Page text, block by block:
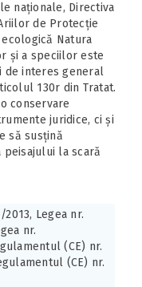
naționale, Directiva
de Protecție
Natura
și a speciilor este
de interes general
130r din Tratat.
conservare
juridice, ci și
să susțină
la scară
2013, Legea nr.
nr.
(CE) nr.
(CE) nr.